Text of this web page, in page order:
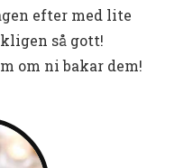
efter med lite
så gott!
om ni bakar dem!